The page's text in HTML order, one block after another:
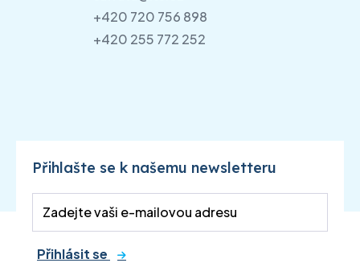
+420 720 756 898
+420 255 772 252
Přihlašte se k našemu newsletteru
Přihlásit se